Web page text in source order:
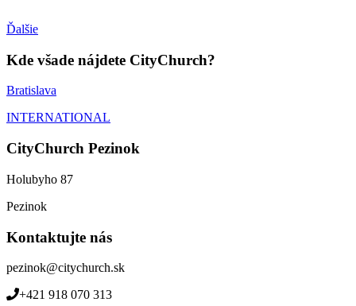
Ďalšie
Kde všade nájdete CityChurch?
Bratislava
INTERNATIONAL
CityChurch Pezinok
Holubyho 87
Pezinok
Kontaktujte nás
pezinok@citychurch.sk
+421 918 070 313